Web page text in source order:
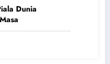
Dunia